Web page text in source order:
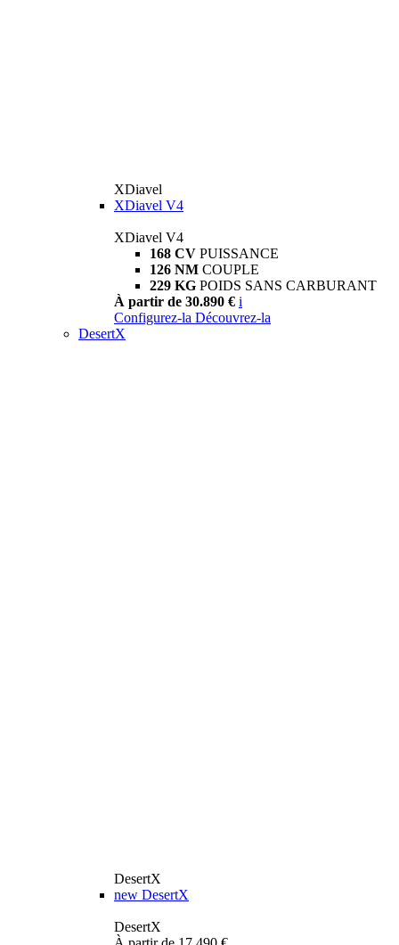
XDiavel
XDiavel V4
XDiavel V4
168 CV PUISSANCE
126 NM COUPLE
229 KG POIDS SANS CARBURANT
À partir de 30.890 € i
Configurez-la Découvrez-la
DesertX
DesertX
new DesertX
DesertX